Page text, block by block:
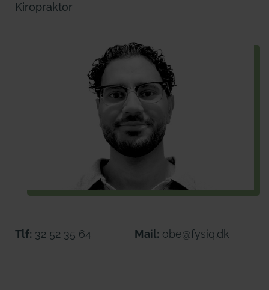
Kiropraktor
Tlf: 32 52 35 64 Mail: obe@fysiq.dk